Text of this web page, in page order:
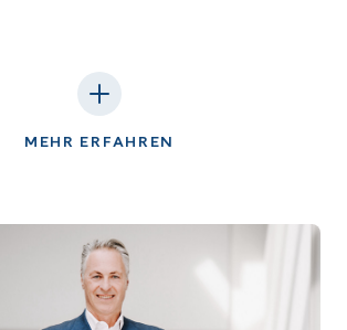
MEHR ERFAHREN